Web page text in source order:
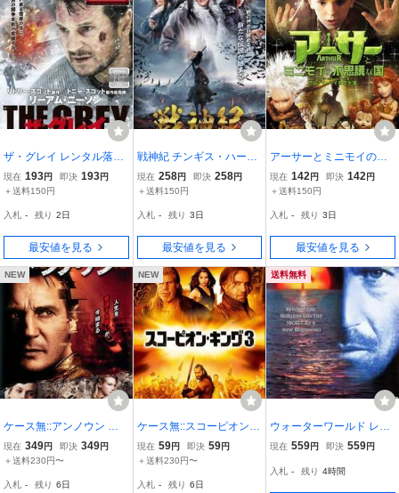
ザ・グレイ レンタル落ち
中古 DVD
現在 193円 即決 193円
＋送料150円
入札 - 残り 2日
最安値を見る
戦神紀 チンギス・ハーン
戦記 レンタル落ち 中古 D
VD
現在 258円 即決 258円
＋送料150円
入札 - 残り 3日
最安値を見る
アーサーとミニモイの不
思議な国 レンタル落ち 中
古 DVD
現在 142 円 即決 142 円
＋送料150円
入札 - 残り 3日
最安値を見る
NEW
ケース無::アンノウン レ
ンタル落ち 中古 DVD
現在 349円 即決 349円
＋送料230円〜
入札 - 残り 6日
NEW
ケース無::スコーピオン・
キング 3 レンタル落ち 中
古 DVD
現在 59円 即決 59円
＋送料230円〜
入札 - 残り 6日
送料無料
ウォーターワールド レン
タル落ち 中古 DVD ケー
現在 559円 即決 559円
入札 - 残り 4時間